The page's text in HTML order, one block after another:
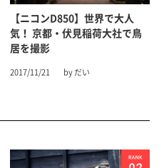
【ニコンD850】世界で大人
気！ 京都・伏見稲荷大社で鳥
居を撮影
2017/11/21 by だい